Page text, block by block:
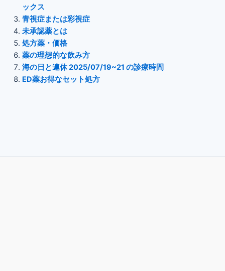
ックス
青視症または彩視症
未承認薬とは
処方薬・価格
薬の理想的な飲み方
海の日と連休 2025/07/19~21 の診療時間
ED薬お得なセット処方